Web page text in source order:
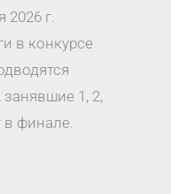
2026 г.
в конкурсе
1, 2,
в финале.